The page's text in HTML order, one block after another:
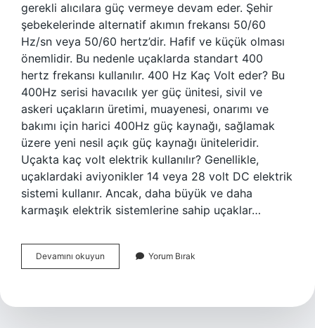
gerekli alıcılara güç vermeye devam eder. Şehir
şebekelerinde alternatif akımın frekansı 50/60
Hz/sn veya 50/60 hertz’dir. Hafif ve küçük olması
önemlidir. Bu nedenle uçaklarda standart 400
hertz frekansı kullanılır. 400 Hz Kaç Volt eder? Bu
400Hz serisi havacılık yer güç ünitesi, sivil ve
askeri uçakların üretimi, muayenesi, onarımı ve
bakımı için harici 400Hz güç kaynağı, sağlamak
üzere yeni nesil açık güç kaynağı üniteleridir.
Uçakta kaç volt elektrik kullanılır? Genellikle,
uçaklardaki aviyonikler 14 veya 28 volt DC elektrik
sistemi kullanır. Ancak, daha büyük ve daha
karmaşık elektrik sistemlerine sahip uçaklar…
Devamını okuyun Uçaklarda
Neden
Elektrik
Yorum Bırak